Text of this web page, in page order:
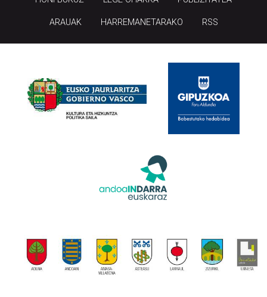
ARAUAK HARREMANETARAKO RSS